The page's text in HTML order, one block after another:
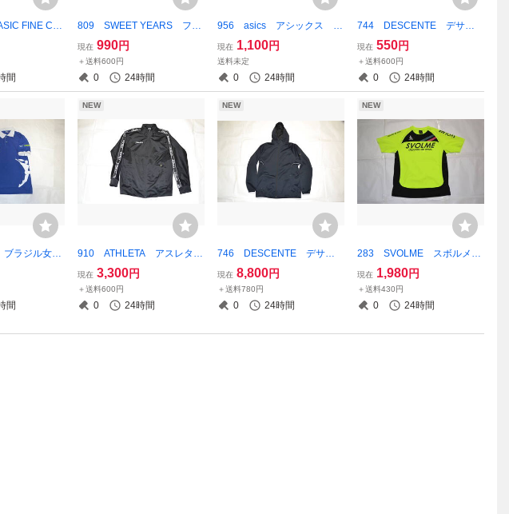
FINE CO
ポロシャ
イビー
間
809 SWEET YEARS フル
ジップパーカー ネイビー×
ライムイエロー Mサイズ
現在 990円
＋送料600円
0 24時間
956 asics アシックス ハ
ーフパンツ ネイビー 品
番：XA687G Oサイズ
現在 1,100円
送料未定
0 24時間
744 DESCENTE デサン
ト サウナウエア ブラッ
ク 汗出し ブラック The
Stadium Oサイズ 品番：S
TD-350A
現在 550円
＋送料600円
0 24時間
ラジル女子
シャツ ブル
サイズ
間
NEW
910 ATHLETA アスレタ
サッカー 防風ジャケット
Oサイズ ブラック
現在 3,300円
＋送料600円
0 24時間
NEW
746 DESCENTE デサン
ト ベースボール プルオー
バー フリースジャケット
品番：DBX-2765 XOサイ
ズ ネイビー
現在 8,800円
＋送料780円
0 24時間
NEW
283 SVOLME スボルメ
トレーニングシャツ 蛍光イ
エロー×ブラック Lサイズ
現在 1,980円
＋送料430円
0 24時間